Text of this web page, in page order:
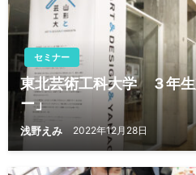
セミナー
東北芸術工科大学 ３年
ー」
浅野えみ 2022年12月28日